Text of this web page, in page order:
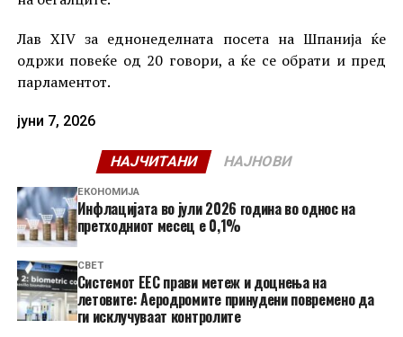
Лав XIV за еднонеделната посета на Шпанија ќе
одржи повеќе од 20 говори, а ќе се обрати и пред
парламентот.
јуни 7, 2026
НАЈЧИТАНИ НАЈНОВИ
ЕКОНОМИЈА
Инфлацијата во јули 2026 година во однос на
претходниот месец е 0,1%
СВЕТ
Системот ЕЕС прави метеж и доцнења на
летовите: Аеродромите принудени повремено да
ги исклучуваат контролите